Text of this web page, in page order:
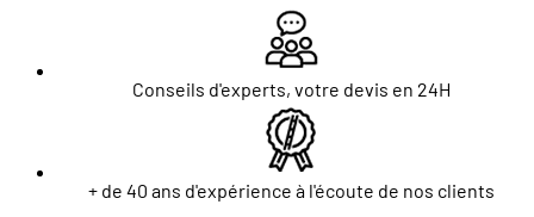
Conseils d'experts, votre devis en 24H
+ de 40 ans d'expérience à l'écoute de nos clients